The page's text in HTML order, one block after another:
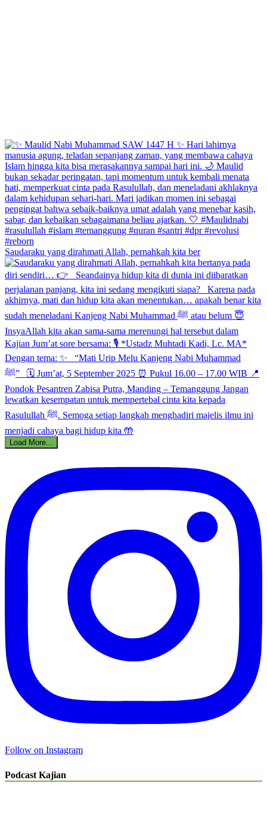
Saudaraku yang dirahmati Allah, pernahkah kita ber
Load More...
Follow on Instagram
Podcast Kajian